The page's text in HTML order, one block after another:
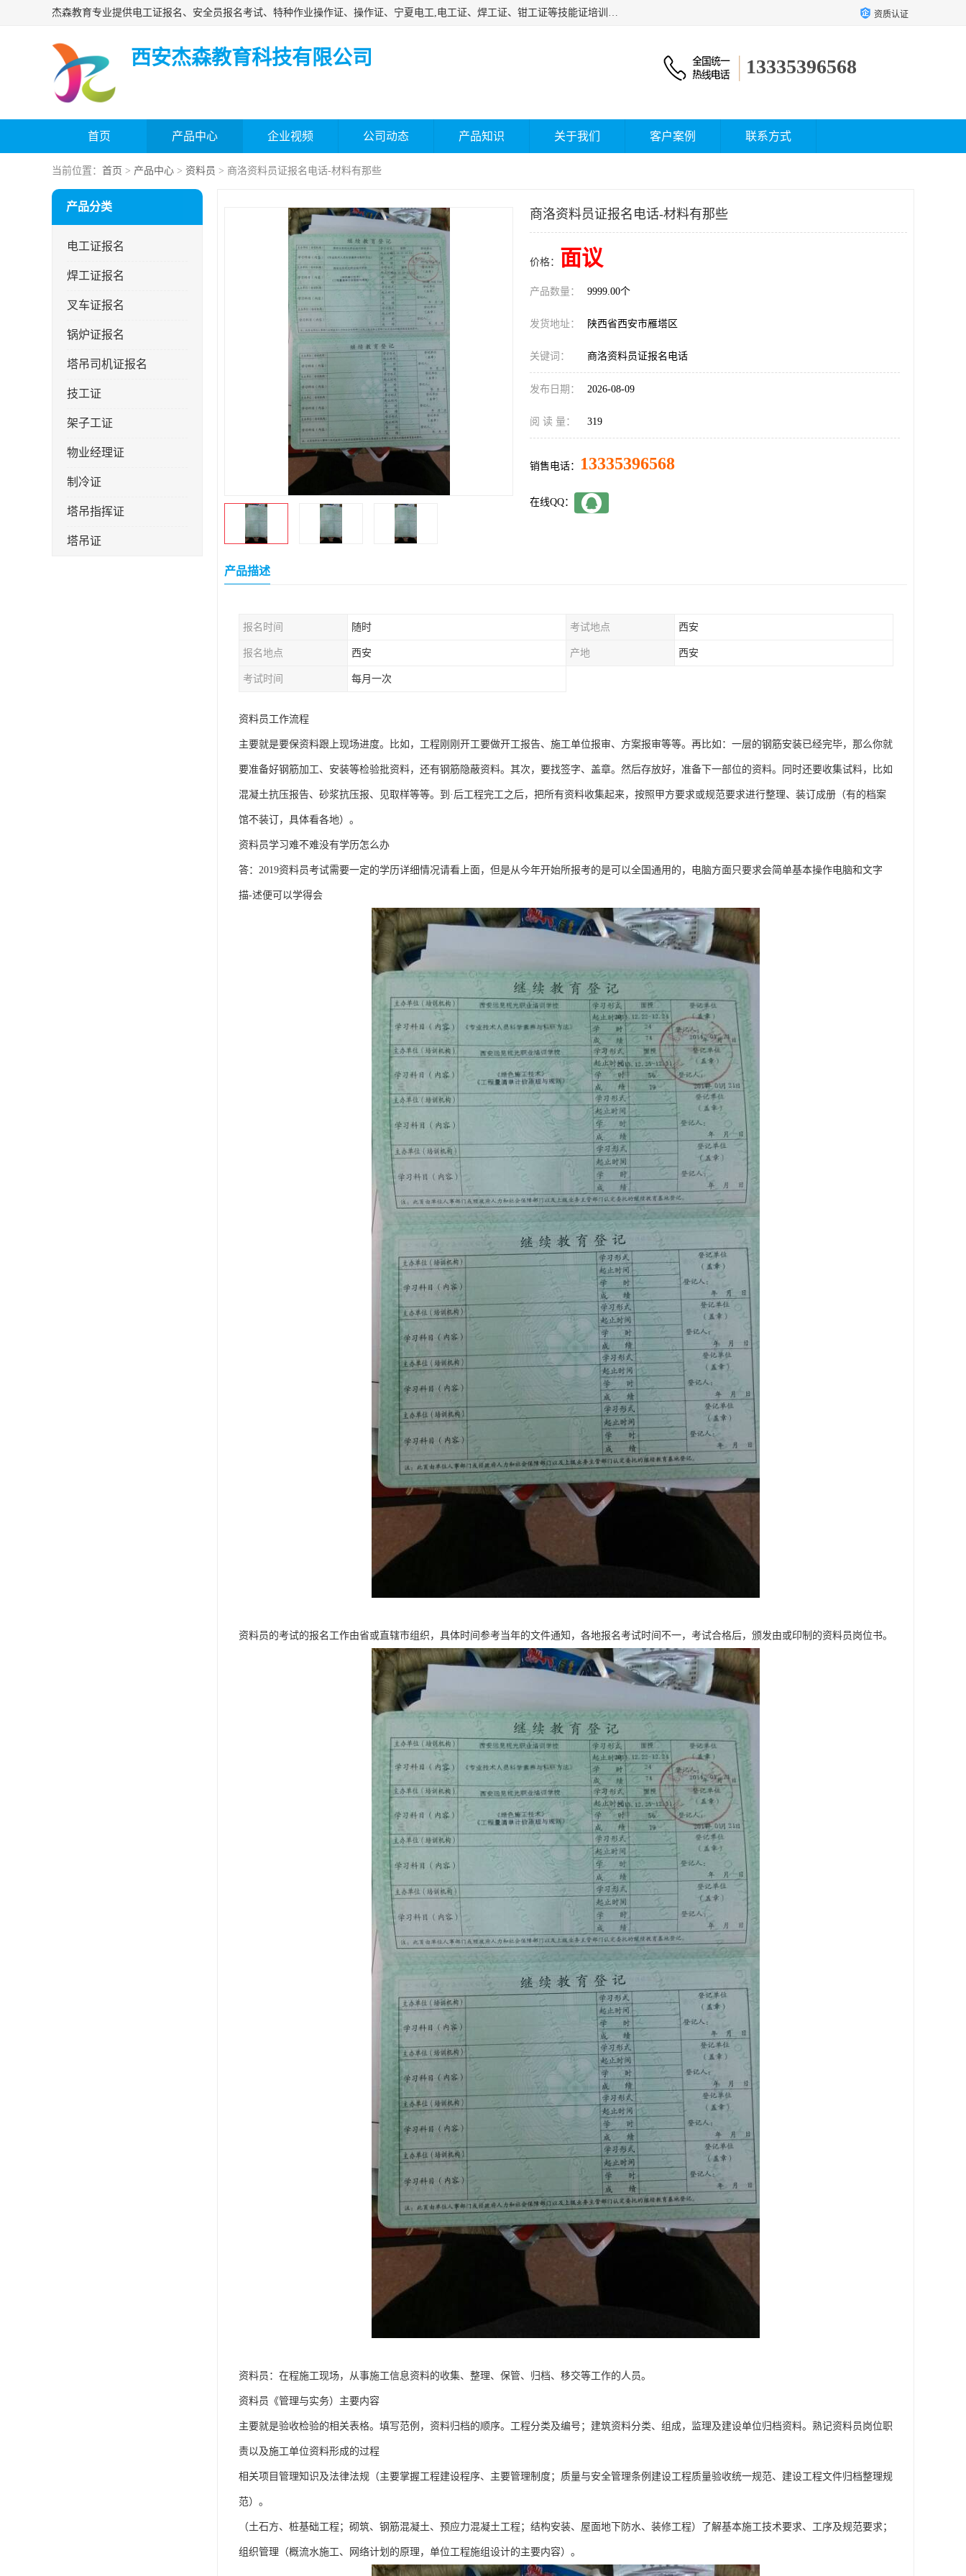
杰森教育专业提供电工证报名、安全员报名考试、特种作业操作证、操作证、宁夏电工,电工证、焊工证、钳工证等技能证培训课程。 资质认证
西安杰森教育科技有限公司 13335396568
首页 产品中心 企业视频 公司动态 产品知识 关于我们 客户案例 联系方式
当前位置： 首页 > 产品中心 > 资料员 > 商洛资料员证报名电话-材料有那些
产品分类
电工证报名
焊工证报名
叉车证报名
锅炉证报名
塔吊司机证报名
技工证
架子工证
物业经理证
制冷证
塔吊指挥证
塔吊证
商洛资料员证报名电话-材料有那些
价格： 面议
产品数量： 9999.00个
发货地址： 陕西省西安市雁塔区
关键词： 商洛资料员证报名电话
发布日期： 2026-08-09
阅 读 量： 319
销售电话： 13335396568
在线QQ：
产品描述
报名时间 随时 考试地点 西安
报名地点 西安 产地 西安
考试时间 每月一次
资料员工作流程
主要就是要保资料跟上现场进度。比如，工程刚刚开工要做开工报告、施工单位报审、方案报审等等。再比如：一层的钢筋安装已经完毕，那么你就
要准备好钢筋加工、安装等检验批资料，还有钢筋隐蔽资料。其次，要找签字、盖章。然后存放好，准备下一部位的资料。同时还要收集试料，比如
混凝土抗压报告、砂浆抗压报、见取样等等。到·后工程完工之后，把所有资料收集起来，按照甲方要求或规范要求进行整理、装订成册（有的档案
馆不装订，具体看各地）。
资料员学习难不难没有学历怎么办
答：2019资料员考试需要一定的学历详细情况请看上面，但是从今年开始所报考的是可以全国通用的，电脑方面只要求会简单基本操作电脑和文字
描-述便可以学得会
资料员的考试的报名工作由省或直辖市组织，具体时间参考当年的文件通知，各地报名考试时间不一，考试合格后，颁发由或印制的资料员岗位书。
资料员：在程施工现场，从事施工信息资料的收集、整理、保管、归档、移交等工作的人员。
资料员《管理与实务）主要内容
主要就是验收检验的相关表格。填写范例，资料归档的顺序。工程分类及编号；建筑资料分类、组成，监理及建设单位归档资料。熟记资料员岗位职
责以及施工单位资料形成的过程
相关项目管理知识及法律法规（主要掌握工程建设程序、主要管理制度；质量与安全管理条例建设工程质量验收统一规范、建设工程文件归档整理规
范）。
（土石方、桩基础工程；砌筑、钢筋混凝土、预应力混凝土工程；结构安装、屋面地下防水、装修工程）了解基本施工技术要求、工序及规范要求；
组织管理（概流水施工、网络计划的原理，单位工程施组设计的主要内容）。